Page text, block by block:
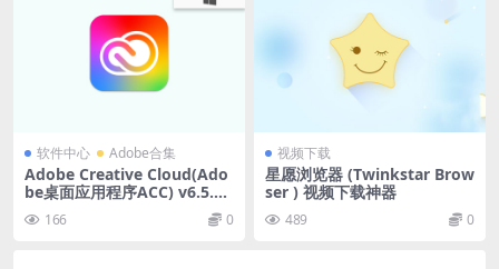
软件中心 Adobe合集
Adobe Creative Cloud(Ado
be桌面应用程序ACC) v6.5.0.
348 官方版
166 0
视频下载
星愿浏览器 (Twinkstar Brow
ser ) 视频下载神器
489 0